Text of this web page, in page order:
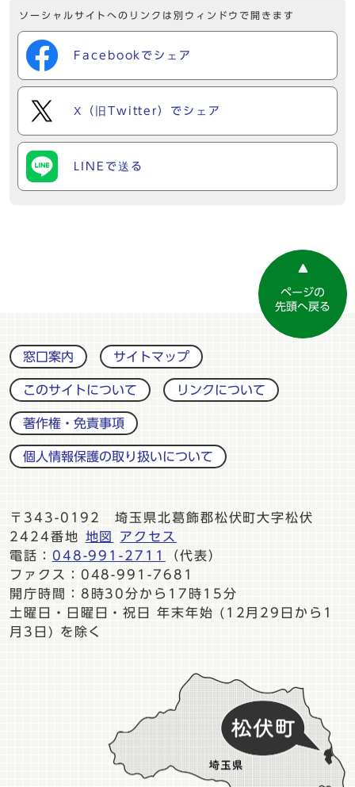
ソーシャルサイトへのリンクは別ウィンドウで開きます
Facebookでシェア
X（旧Twitter）でシェア
LINEで送る
ページの
先頭へ戻る
窓口案内 サイトマップ
このサイトについて リンクについて
著作権・免責事項
個人情報保護の取り扱いについて
〒343-0192 埼玉県北葛飾郡松伏町大字松伏
2424番地
地図
アクセス
電話： 048-991-2711
（代表）
ファクス：048-991-7681
開庁時間：8時30分から17時15分
土曜日・日曜日・祝日 年末年始 (12月29日から1
月3日) を除く